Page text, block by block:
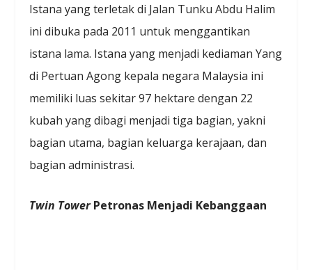
Istana yang terletak di Jalan Tunku Abdu Halim
ini dibuka pada 2011 untuk menggantikan
istana lama. Istana yang menjadi kediaman Yang
di Pertuan Agong kepala negara Malaysia ini
memiliki luas sekitar 97 hektare dengan 22
kubah yang dibagi menjadi tiga bagian, yakni
bagian utama, bagian keluarga kerajaan, dan
bagian administrasi.
Twin TowerPetronas Menjadi Kebanggaan